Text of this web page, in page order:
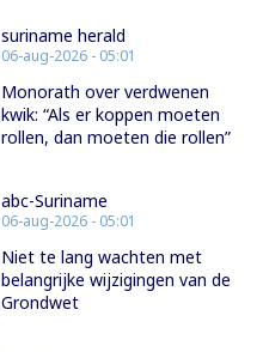
suriname herald
06-aug-2026 - 05:01
Monorath over verdwenen
kwik: “Als er koppen moeten
rollen, dan moeten die rollen”
abc-Suriname
06-aug-2026 - 05:01
Niet te lang wachten met
belangrijke wijzigingen van de
Grondwet